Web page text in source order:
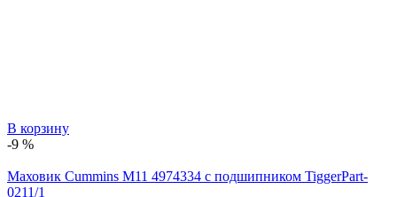
В корзину
-9 %
Маховик Cummins M11 4974334 с подшипником TiggerPart-
0211/1